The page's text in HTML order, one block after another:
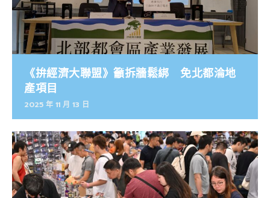
《拚經濟大聯盟》籲拆牆鬆綁 免北都淪地
產項目
2025 年 11 月 13 日